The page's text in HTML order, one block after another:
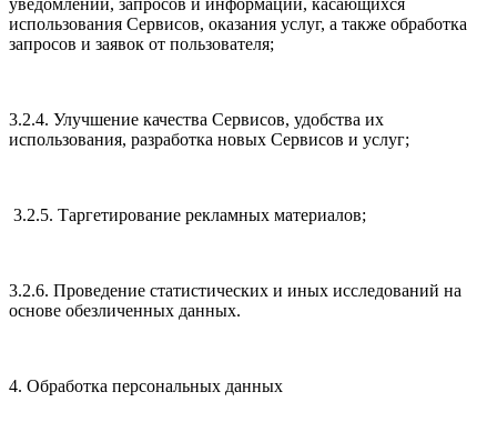
использования Сервисов, оказания услуг, а также обработка
запросов и заявок от пользователя;
3.2.4. Улучшение качества Сервисов, удобства их
использования, разработка новых Сервисов и услуг;
3.2.5. Таргетирование рекламных материалов;
3.2.6. Проведение статистических и иных исследований на
основе обезличенных данных.
4. Обработка персональных данных